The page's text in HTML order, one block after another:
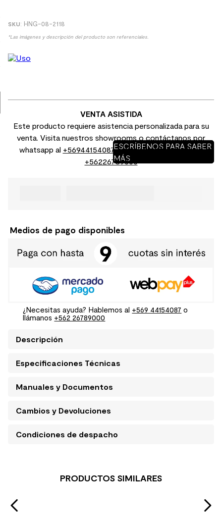
: HNG-08-2118
*Las imágenes y descripción del producto son referenciales.
VENTA ASISTIDA
Este producto requiere asistencia personalizada para su
venta. Visita nuestros showrooms o contáctanos por
whatsapp al +56944154087o por venta telefónica al
+56226789000
ESCRÍBENOS PARA SABER
MÁS
Medios de pago disponibles
¿Necesitas ayuda? Hablemos al +569 44154087 o
llámanos +562 26789000
Descripción
Especificaciones Técnicas
Manuales y Documentos
Cambios y Devoluciones
Condiciones de despacho
PRODUCTOS SIMILARES